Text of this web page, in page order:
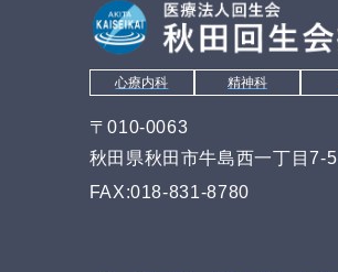
心療内科 精神科
〒010-0063
秋田県秋田市牛島西一丁目7-5
FAX:018-831-8780